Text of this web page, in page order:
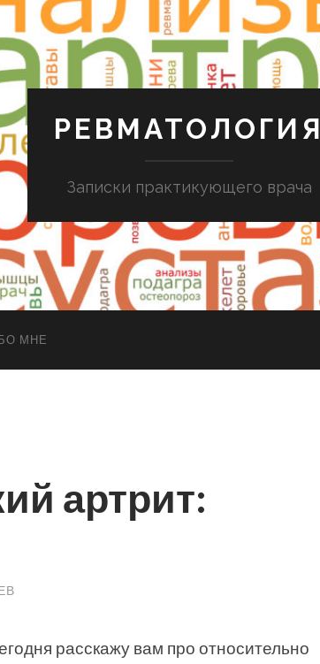
РЕВМАТОЛОГИЯ
Записки практикующего врача
МНЕ
артрит:
расскажу вам про относительно